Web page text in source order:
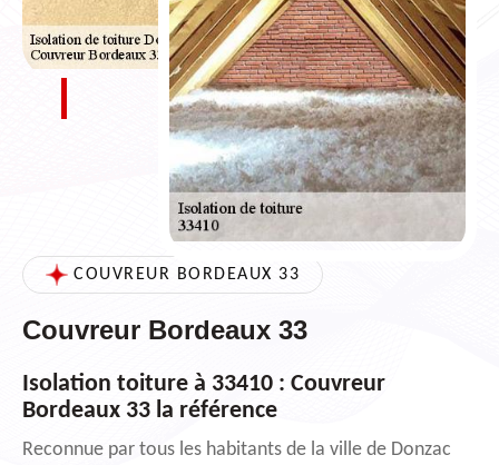
COUVREUR BORDEAUX 33
Couvreur Bordeaux 33
Isolation toiture à 33410 : Couvreur
Bordeaux 33 la référence
Reconnue par tous les habitants de la ville de Donzac